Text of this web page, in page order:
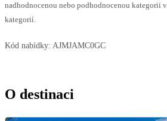
nadhodnocenou nebo podhodnocenou kategorii
kategorií.
Kód nabídky: AJMJAMC0GC
O destinaci